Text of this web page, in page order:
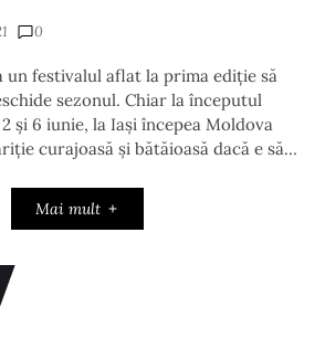
0
festivalul aflat la prima ediție să
sezonul. Chiar la începutul
și 6 iunie, la Iași începea Moldova
curajoasă și bătăioasă dacă e să…
Mai mult